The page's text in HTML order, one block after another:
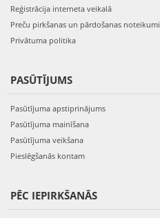
Reģistrācija interneta veikalā
Preču pirkšanas un pārdošanas noteikumi
Privātuma politika
PASŪTĪJUMS
Pasūtījuma apstiprinājums
Pasūtījuma mainīšana
Pasūtījuma veikšana
Pieslēgšanās kontam
PĒC IEPIRKŠANĀS